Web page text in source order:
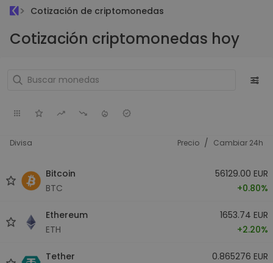
Cotización de criptomonedas
Cotización criptomonedas hoy
Divisa Precio / Cambiar 24h
Bitcoin
BTC
56129.00 EUR
+0.80%
Ethereum
ETH
1653.74 EUR
+2.20%
Tether
0.865276 EUR